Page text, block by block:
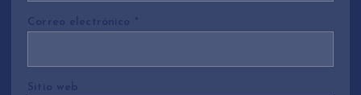
Correo electrónico *
Sitio web